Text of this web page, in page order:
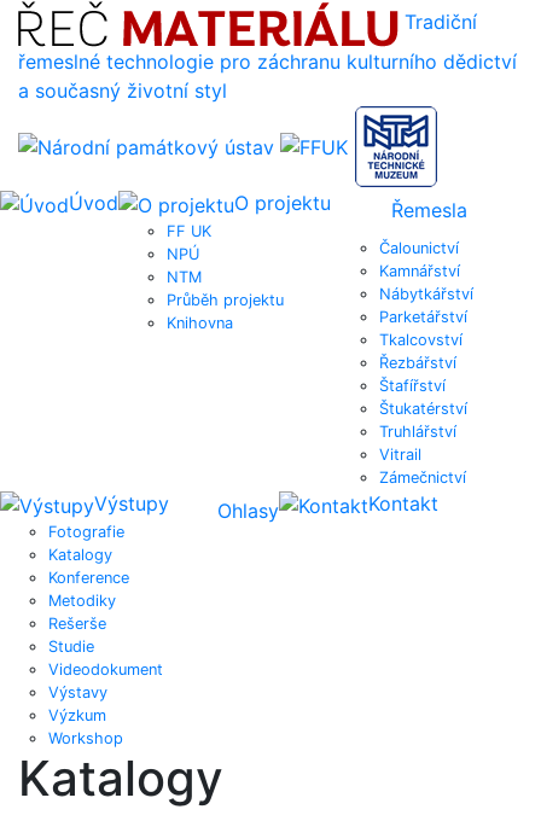
Tradiční
řemeslné technologie pro záchranu kulturního dědictví
a současný životní styl
Úvod O projektu
FF UK
NPÚ
NTM
Průběh projektu
Knihovna
Řemesla
Čalounictví
Kamnářství
Nábytkářství
Parketářství
Tkalcovství
Řezbářství
Štafířství
Štukatérství
Truhlářství
Vitrail
Zámečnictví
Výstupy
Fotografie
Katalogy
Konference
Metodiky
Rešerše
Studie
Videodokument
Výstavy
Výzkum
Workshop
Ohlasy Kontakt
Katalogy